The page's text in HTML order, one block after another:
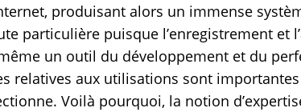
produisant alors un immense
particulière puisque l’enregistrement et
un outil du développement et du
relatives aux utilisations sont
Voilà pourquoi, la notion